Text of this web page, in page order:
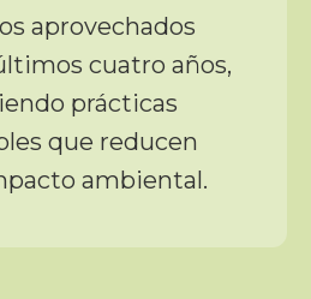
aprovechados
cuatro años,
prácticas
que reducen
ambiental.